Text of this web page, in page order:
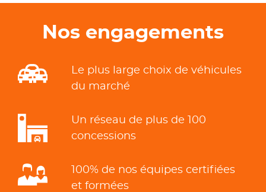
Nos engagements
Le plus large choix de véhicules
du marché
Un réseau de plus de 100
concessions
100% de nos équipes certifiées
et formées